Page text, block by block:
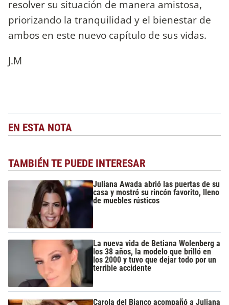
resolver su situación de manera amistosa,
priorizando la tranquilidad y el bienestar de
ambos en este nuevo capítulo de sus vidas.
J.M
EN ESTA NOTA
TAMBIÉN TE PUEDE INTERESAR
Juliana Awada abrió las puertas de su
casa y mostró su rincón favorito, lleno
de muebles rústicos
La nueva vida de Betiana Wolenberg a
los 38 años, la modelo que brilló en
los 2000 y tuvo que dejar todo por un
terrible accidente
Carola del Bianco acompañó a Juliana